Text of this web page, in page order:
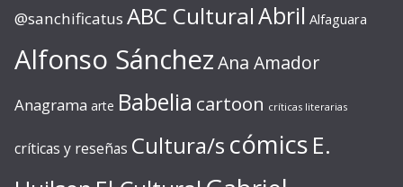
@sanchificatus ABC CulturalAbril Alfaguara
Alfonso SánchezAna Amador
Anagrama arte Babelia cartoon críticas literarias
críticas y reseñas Cultura/s cómics E.